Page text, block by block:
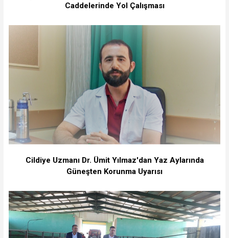
Caddelerinde Yol Çalışması
Cildiye Uzmanı Dr. Ümit Yılmaz'dan Yaz Aylarında
Güneşten Korunma Uyarısı